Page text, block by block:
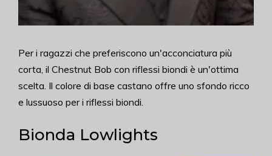
Per i ragazzi che preferiscono un'acconciatura più
corta, il Chestnut Bob con riflessi biondi è un'ottima
scelta. Il colore di base castano offre uno sfondo ricco
e lussuoso per i riflessi biondi.
Bionda Lowlights